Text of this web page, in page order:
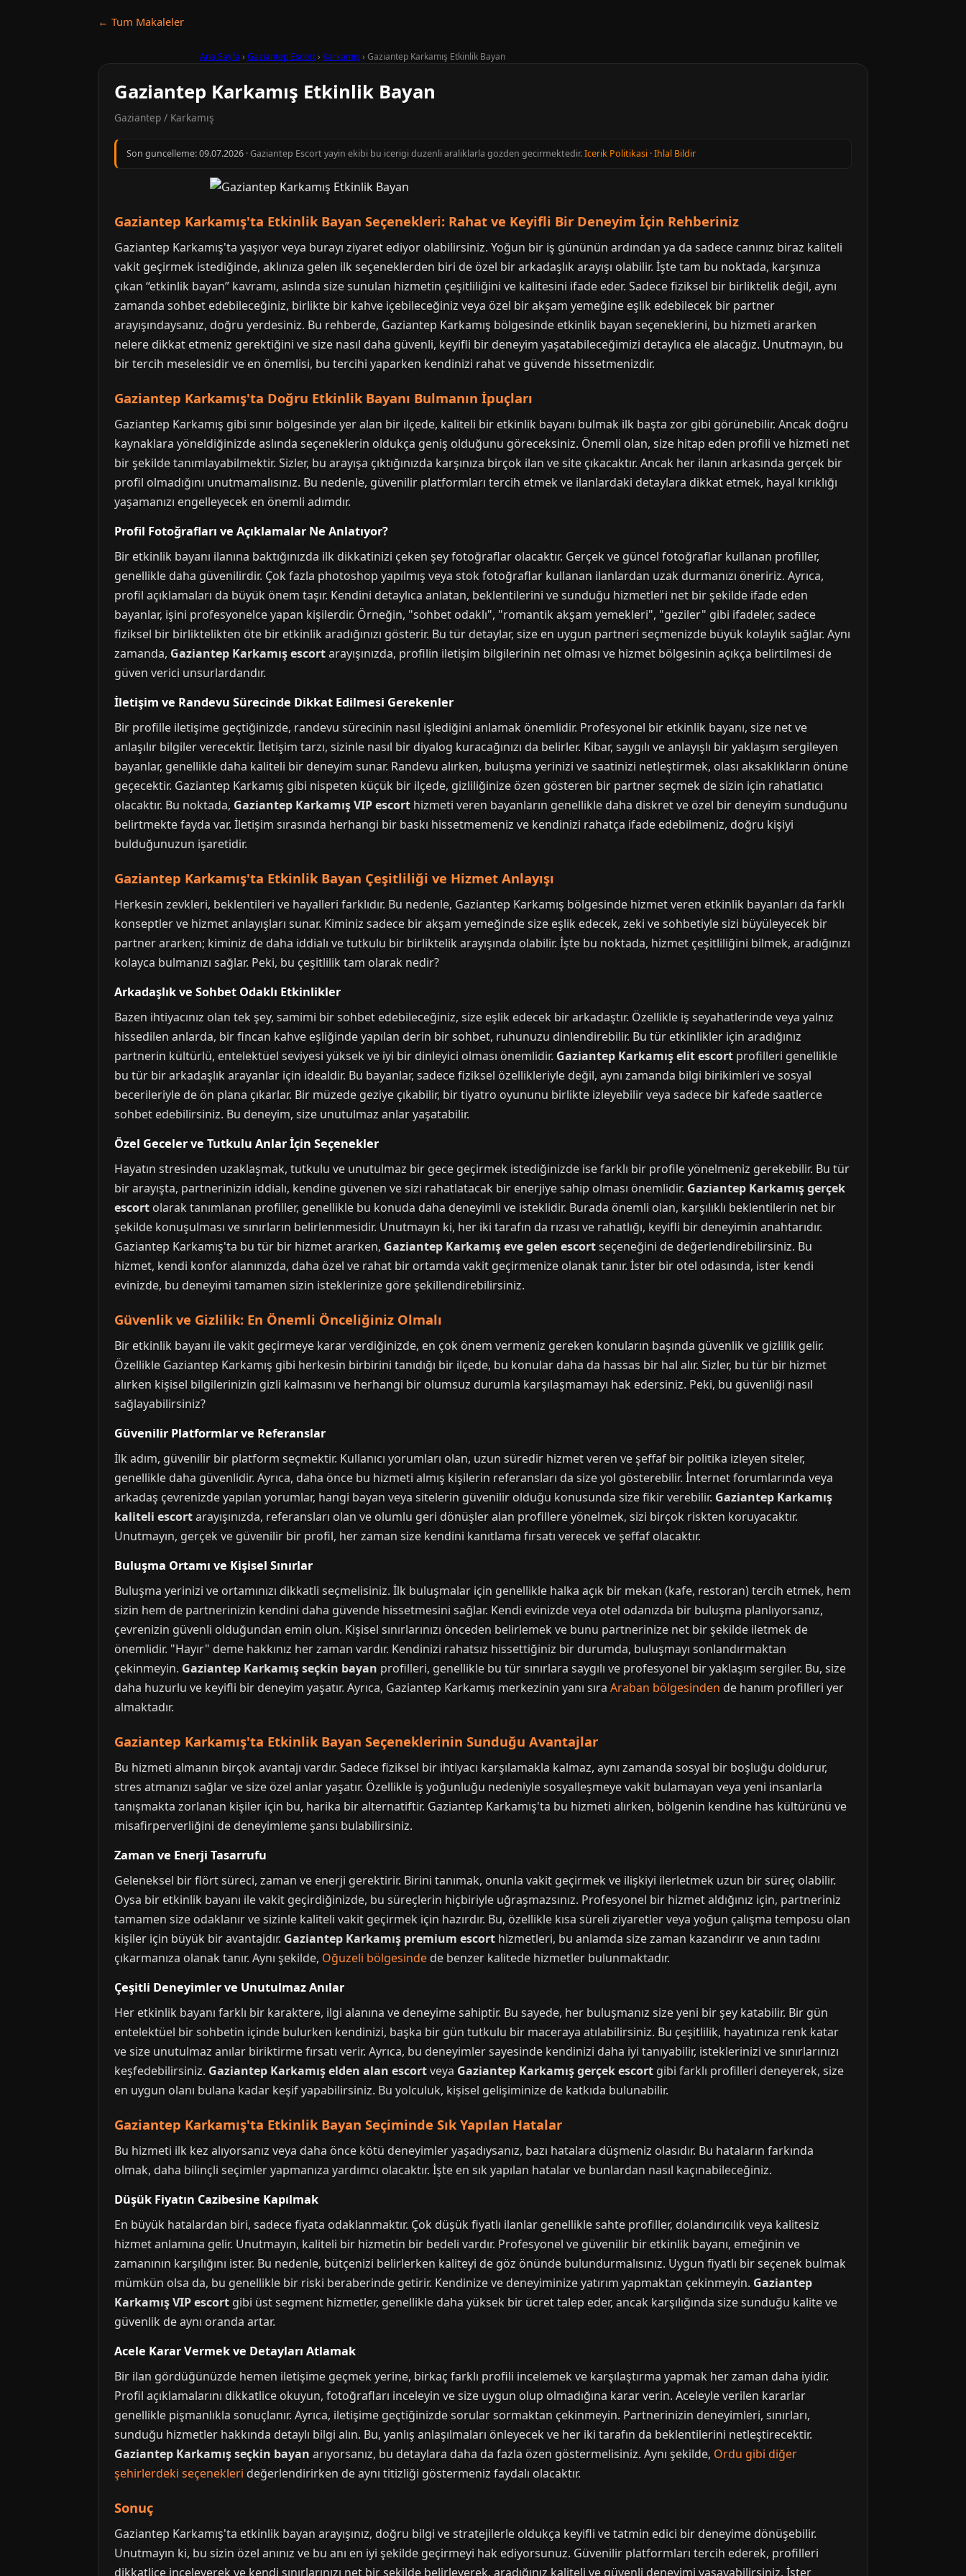
← Tum Makaleler
Ana Sayfa › Gaziantep Escort› Karkamış › Gaziantep Karkamış Etkinlik Bayan
Gaziantep Karkamış Etkinlik Bayan
Gaziantep / Karkamış
Son guncelleme:09.07.2026 · Gaziantep Escort yayin ekibi bu icerigi duzenli araliklarla gozden gecirmektedir.Icerik Politikasi ·Ihlal Bildir
Gaziantep Karkamış'ta Etkinlik Bayan Seçenekleri: Rahat ve Keyifli Bir Deneyim İçin Rehberiniz
Gaziantep Karkamış'ta yaşıyor veya burayı ziyaret ediyor olabilirsiniz. Yoğun bir iş gününün ardından ya da sadece canınız biraz kaliteli
vakit geçirmek istediğinde, aklınıza gelen ilk seçeneklerden biri de özel bir arkadaşlık arayışı olabilir. İşte tam bu noktada, karşınıza
çıkan “etkinlik bayan” kavramı, aslında size sunulan hizmetin çeşitliliğini ve kalitesini ifade eder. Sadece fiziksel bir birliktelik değil, aynı
zamanda sohbet edebileceğiniz, birlikte bir kahve içebileceğiniz veya özel bir akşam yemeğine eşlik edebilecek bir partner
arayışındaysanız, doğru yerdesiniz. Bu rehberde, Gaziantep Karkamış bölgesinde etkinlik bayan seçeneklerini, bu hizmeti ararken
nelere dikkat etmeniz gerektiğini ve size nasıl daha güvenli, keyifli bir deneyim yaşatabileceğimizi detaylıca ele alacağız. Unutmayın, bu
bir tercih meselesidir ve en önemlisi, bu tercihi yaparken kendinizi rahat ve güvende hissetmenizdir.
Gaziantep Karkamış'ta Doğru Etkinlik Bayanı Bulmanın İpuçları
Gaziantep Karkamış gibi sınır bölgesinde yer alan bir ilçede, kaliteli bir etkinlik bayanı bulmak ilk başta zor gibi görünebilir. Ancak doğru
kaynaklara yöneldiğinizde aslında seçeneklerin oldukça geniş olduğunu göreceksiniz. Önemli olan, size hitap eden profili ve hizmeti net
bir şekilde tanımlayabilmektir. Sizler, bu arayışa çıktığınızda karşınıza birçok ilan ve site çıkacaktır. Ancak her ilanın arkasında gerçek bir
profil olmadığını unutmamalısınız. Bu nedenle, güvenilir platformları tercih etmek ve ilanlardaki detaylara dikkat etmek, hayal kırıklığı
yaşamanızı engelleyecek en önemli adımdır.
Profil Fotoğrafları ve Açıklamalar Ne Anlatıyor?
Bir etkinlik bayanı ilanına baktığınızda ilk dikkatinizi çeken şey fotoğraflar olacaktır. Gerçek ve güncel fotoğraflar kullanan profiller,
genellikle daha güvenilirdir. Çok fazla photoshop yapılmış veya stok fotoğraflar kullanan ilanlardan uzak durmanızı öneririz. Ayrıca,
profil açıklamaları da büyük önem taşır. Kendini detaylıca anlatan, beklentilerini ve sunduğu hizmetleri net bir şekilde ifade eden
bayanlar, işini profesyonelce yapan kişilerdir. Örneğin, "sohbet odaklı", "romantik akşam yemekleri", "geziler" gibi ifadeler, sadece
fiziksel bir birliktelikten öte bir etkinlik aradığınızı gösterir. Bu tür detaylar, size en uygun partneri seçmenizde büyük kolaylık sağlar. Aynı
zamanda, Gaziantep Karkamış escortarayışınızda, profilin iletişim bilgilerinin net olması ve hizmet bölgesinin açıkça belirtilmesi de
güven verici unsurlardandır.
İletişim ve Randevu Sürecinde Dikkat Edilmesi Gerekenler
Bir profille iletişime geçtiğinizde, randevu sürecinin nasıl işlediğini anlamak önemlidir. Profesyonel bir etkinlik bayanı, size net ve
anlaşılır bilgiler verecektir. İletişim tarzı, sizinle nasıl bir diyalog kuracağınızı da belirler. Kibar, saygılı ve anlayışlı bir yaklaşım sergileyen
bayanlar, genellikle daha kaliteli bir deneyim sunar. Randevu alırken, buluşma yerinizi ve saatinizi netleştirmek, olası aksaklıkların önüne
geçecektir. Gaziantep Karkamış gibi nispeten küçük bir ilçede, gizliliğinize özen gösteren bir partner seçmek de sizin için rahatlatıcı
olacaktır. Bu noktada, Gaziantep Karkamış VIP escort hizmeti veren bayanların genellikle daha diskret ve özel bir deneyim sunduğunu
belirtmekte fayda var. İletişim sırasında herhangi bir baskı hissetmemeniz ve kendinizi rahatça ifade edebilmeniz, doğru kişiyi
bulduğunuzun işaretidir.
Gaziantep Karkamış'ta Etkinlik Bayan Çeşitliliği ve Hizmet Anlayışı
Herkesin zevkleri, beklentileri ve hayalleri farklıdır. Bu nedenle, Gaziantep Karkamış bölgesinde hizmet veren etkinlik bayanları da farklı
konseptler ve hizmet anlayışları sunar. Kiminiz sadece bir akşam yemeğinde size eşlik edecek, zeki ve sohbetiyle sizi büyüleyecek bir
partner ararken; kiminiz de daha iddialı ve tutkulu bir birliktelik arayışında olabilir. İşte bu noktada, hizmet çeşitliliğini bilmek, aradığınızı
kolayca bulmanızı sağlar. Peki, bu çeşitlilik tam olarak nedir?
Arkadaşlık ve Sohbet Odaklı Etkinlikler
Bazen ihtiyacınız olan tek şey, samimi bir sohbet edebileceğiniz, size eşlik edecek bir arkadaştır. Özellikle iş seyahatlerinde veya yalnız
hissedilen anlarda, bir fincan kahve eşliğinde yapılan derin bir sohbet, ruhunuzu dinlendirebilir. Bu tür etkinlikler için aradığınız
partnerin kültürlü, entelektüel seviyesi yüksek ve iyi bir dinleyici olması önemlidir. Gaziantep Karkamış elit escort profilleri genellikle
bu tür bir arkadaşlık arayanlar için idealdir. Bu bayanlar, sadece fiziksel özellikleriyle değil, aynı zamanda bilgi birikimleri ve sosyal
becerileriyle de ön plana çıkarlar. Bir müzede geziye çıkabilir, bir tiyatro oyununu birlikte izleyebilir veya sadece bir kafede saatlerce
sohbet edebilirsiniz. Bu deneyim, size unutulmaz anlar yaşatabilir.
Özel Geceler ve Tutkulu Anlar İçin Seçenekler
Hayatın stresinden uzaklaşmak, tutkulu ve unutulmaz bir gece geçirmek istediğinizde ise farklı bir profile yönelmeniz gerekebilir. Bu tür
bir arayışta, partnerinizin iddialı, kendine güvenen ve sizi rahatlatacak bir enerjiye sahip olması önemlidir. Gaziantep Karkamış gerçek
escort olarak tanımlanan profiller, genellikle bu konuda daha deneyimli ve isteklidir. Burada önemli olan, karşılıklı beklentilerin net bir
şekilde konuşulması ve sınırların belirlenmesidir. Unutmayın ki, her iki tarafın da rızası ve rahatlığı, keyifli bir deneyimin anahtarıdır.
Gaziantep Karkamış'ta bu tür bir hizmet ararken, Gaziantep Karkamış eve gelen escortseçeneğini de değerlendirebilirsiniz. Bu
hizmet, kendi konfor alanınızda, daha özel ve rahat bir ortamda vakit geçirmenize olanak tanır. İster bir otel odasında, ister kendi
evinizde, bu deneyimi tamamen sizin isteklerinize göre şekillendirebilirsiniz.
Güvenlik ve Gizlilik: En Önemli Önceliğiniz Olmalı
Bir etkinlik bayanı ile vakit geçirmeye karar verdiğinizde, en çok önem vermeniz gereken konuların başında güvenlik ve gizlilik gelir.
Özellikle Gaziantep Karkamış gibi herkesin birbirini tanıdığı bir ilçede, bu konular daha da hassas bir hal alır. Sizler, bu tür bir hizmet
alırken kişisel bilgilerinizin gizli kalmasını ve herhangi bir olumsuz durumla karşılaşmamayı hak edersiniz. Peki, bu güvenliği nasıl
sağlayabilirsiniz?
Güvenilir Platformlar ve Referanslar
İlk adım, güvenilir bir platform seçmektir. Kullanıcı yorumları olan, uzun süredir hizmet veren ve şeffaf bir politika izleyen siteler,
genellikle daha güvenlidir. Ayrıca, daha önce bu hizmeti almış kişilerin referansları da size yol gösterebilir. İnternet forumlarında veya
arkadaş çevrenizde yapılan yorumlar, hangi bayan veya sitelerin güvenilir olduğu konusunda size fikir verebilir. Gaziantep Karkamış
kaliteli escortarayışınızda, referansları olan ve olumlu geri dönüşler alan profillere yönelmek, sizi birçok riskten koruyacaktır.
Unutmayın, gerçek ve güvenilir bir profil, her zaman size kendini kanıtlama fırsatı verecek ve şeffaf olacaktır.
Buluşma Ortamı ve Kişisel Sınırlar
Buluşma yerinizi ve ortamınızı dikkatli seçmelisiniz. İlk buluşmalar için genellikle halka açık bir mekan (kafe, restoran) tercih etmek, hem
sizin hem de partnerinizin kendini daha güvende hissetmesini sağlar. Kendi evinizde veya otel odanızda bir buluşma planlıyorsanız,
çevrenizin güvenli olduğundan emin olun. Kişisel sınırlarınızı önceden belirlemek ve bunu partnerinize net bir şekilde iletmek de
önemlidir. "Hayır" deme hakkınız her zaman vardır. Kendinizi rahatsız hissettiğiniz bir durumda, buluşmayı sonlandırmaktan
çekinmeyin. Gaziantep Karkamış seçkin bayan profilleri, genellikle bu tür sınırlara saygılı ve profesyonel bir yaklaşım sergiler. Bu, size
daha huzurlu ve keyifli bir deneyim yaşatır. Ayrıca, Gaziantep Karkamış merkezinin yanı sıra Araban bölgesinden de hanım profilleri yer
almaktadır.
Gaziantep Karkamış'ta Etkinlik Bayan Seçeneklerinin Sunduğu Avantajlar
Bu hizmeti almanın birçok avantajı vardır. Sadece fiziksel bir ihtiyacı karşılamakla kalmaz, aynı zamanda sosyal bir boşluğu doldurur,
stres atmanızı sağlar ve size özel anlar yaşatır. Özellikle iş yoğunluğu nedeniyle sosyalleşmeye vakit bulamayan veya yeni insanlarla
tanışmakta zorlanan kişiler için bu, harika bir alternatiftir. Gaziantep Karkamış'ta bu hizmeti alırken, bölgenin kendine has kültürünü ve
misafirperverliğini de deneyimleme şansı bulabilirsiniz.
Zaman ve Enerji Tasarrufu
Geleneksel bir flört süreci, zaman ve enerji gerektirir. Birini tanımak, onunla vakit geçirmek ve ilişkiyi ilerletmek uzun bir süreç olabilir.
Oysa bir etkinlik bayanı ile vakit geçirdiğinizde, bu süreçlerin hiçbiriyle uğraşmazsınız. Profesyonel bir hizmet aldığınız için, partneriniz
tamamen size odaklanır ve sizinle kaliteli vakit geçirmek için hazırdır. Bu, özellikle kısa süreli ziyaretler veya yoğun çalışma temposu olan
kişiler için büyük bir avantajdır. Gaziantep Karkamış premium escort hizmetleri, bu anlamda size zaman kazandırır ve anın tadını
çıkarmanıza olanak tanır. Aynı şekilde, Oğuzeli bölgesinde de benzer kalitede hizmetler bulunmaktadır.
Çeşitli Deneyimler ve Unutulmaz Anılar
Her etkinlik bayanı farklı bir karaktere, ilgi alanına ve deneyime sahiptir. Bu sayede, her buluşmanız size yeni bir şey katabilir. Bir gün
entelektüel bir sohbetin içinde bulurken kendinizi, başka bir gün tutkulu bir maceraya atılabilirsiniz. Bu çeşitlilik, hayatınıza renk katar
ve size unutulmaz anılar biriktirme fırsatı verir. Ayrıca, bu deneyimler sayesinde kendinizi daha iyi tanıyabilir, isteklerinizi ve sınırlarınızı
keşfedebilirsiniz. Gaziantep Karkamış elden alan escortveya Gaziantep Karkamış gerçek escort gibi farklı profilleri deneyerek, size
en uygun olanı bulana kadar keşif yapabilirsiniz. Bu yolculuk, kişisel gelişiminize de katkıda bulunabilir.
Gaziantep Karkamış'ta Etkinlik Bayan Seçiminde Sık Yapılan Hatalar
Bu hizmeti ilk kez alıyorsanız veya daha önce kötü deneyimler yaşadıysanız, bazı hatalara düşmeniz olasıdır. Bu hataların farkında
olmak, daha bilinçli seçimler yapmanıza yardımcı olacaktır. İşte en sık yapılan hatalar ve bunlardan nasıl kaçınabileceğiniz.
Düşük Fiyatın Cazibesine Kapılmak
En büyük hatalardan biri, sadece fiyata odaklanmaktır. Çok düşük fiyatlı ilanlar genellikle sahte profiller, dolandırıcılık veya kalitesiz
hizmet anlamına gelir. Unutmayın, kaliteli bir hizmetin bir bedeli vardır. Profesyonel ve güvenilir bir etkinlik bayanı, emeğinin ve
zamanının karşılığını ister. Bu nedenle, bütçenizi belirlerken kaliteyi de göz önünde bulundurmalısınız. Uygun fiyatlı bir seçenek bulmak
mümkün olsa da, bu genellikle bir riski beraberinde getirir. Kendinize ve deneyiminize yatırım yapmaktan çekinmeyin. Gaziantep
Karkamış VIP escort gibi üst segment hizmetler, genellikle daha yüksek bir ücret talep eder, ancak karşılığında size sunduğu kalite ve
güvenlik de aynı oranda artar.
Acele Karar Vermek ve Detayları Atlamak
Bir ilan gördüğünüzde hemen iletişime geçmek yerine, birkaç farklı profili incelemek ve karşılaştırma yapmak her zaman daha iyidir.
Profil açıklamalarını dikkatlice okuyun, fotoğrafları inceleyin ve size uygun olup olmadığına karar verin. Aceleyle verilen kararlar
genellikle pişmanlıkla sonuçlanır. Ayrıca, iletişime geçtiğinizde sorular sormaktan çekinmeyin. Partnerinizin deneyimleri, sınırları,
sunduğu hizmetler hakkında detaylı bilgi alın. Bu, yanlış anlaşılmaları önleyecek ve her iki tarafın da beklentilerini netleştirecektir.
Gaziantep Karkamış seçkin bayan arıyorsanız, bu detaylara daha da fazla özen göstermelisiniz. Aynı şekilde, Ordu gibi diğer
şehirlerdeki seçenekleri değerlendirirken de aynı titizliği göstermeniz faydalı olacaktır.
Sonuç
Gaziantep Karkamış'ta etkinlik bayan arayışınız, doğru bilgi ve stratejilerle oldukça keyifli ve tatmin edici bir deneyime dönüşebilir.
Unutmayın ki, bu sizin özel anınız ve bu anı en iyi şekilde geçirmeyi hak ediyorsunuz. Güvenilir platformları tercih ederek, profilleri
dikkatlice inceleyerek ve kendi sınırlarınızı net bir şekilde belirleyerek, aradığınız kaliteli ve güvenli deneyimi yaşayabilirsiniz. İster